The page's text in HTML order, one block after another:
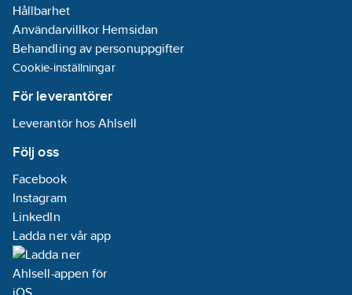
Hållbarhet
Användarvillkor Hemsidan
Behandling av personuppgifter
Cookie-inställningar
För leverantörer
Leverantör hos Ahlsell
Följ oss
Facebook
Instagram
LinkedIn
Ladda ner vår app